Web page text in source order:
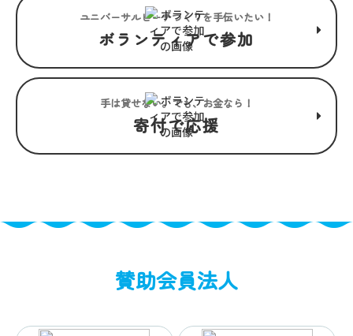
ユニバーサルビーチつくりを手伝いたい！
ボランティアで参加
手は貸せない。でも、お金なら！
寄付で応援
賛助会員法人